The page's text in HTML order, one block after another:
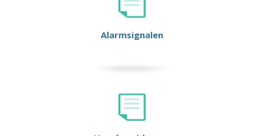
Alarmsignalen